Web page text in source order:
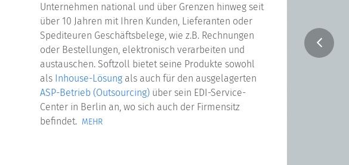
Unternehmen national und über Grenzen hinweg seit
über 10 Jahren mit Ihren Kunden, Lieferanten oder
Spediteuren Geschäftsbelege, wie z.B. Rechnungen
oder Bestellungen, elektronisch verarbeiten und
austauschen. Softzoll bietet seine Produkte sowohl
als Inhouse-Lösung als auch für den ausgelagerten
ASP-Betrieb (Outsourcing) über sein EDI-Service-
Center in Berlin an, wo sich auch der Firmensitz
befindet. MEHR
previous
slide